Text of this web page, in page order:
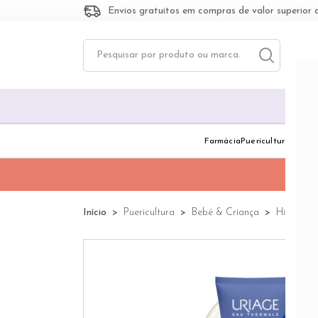
Envios gratuitos em compras de valor
FarmáciaToggle
Puericultura
Início Puericultura Bebé & Criança Higiene